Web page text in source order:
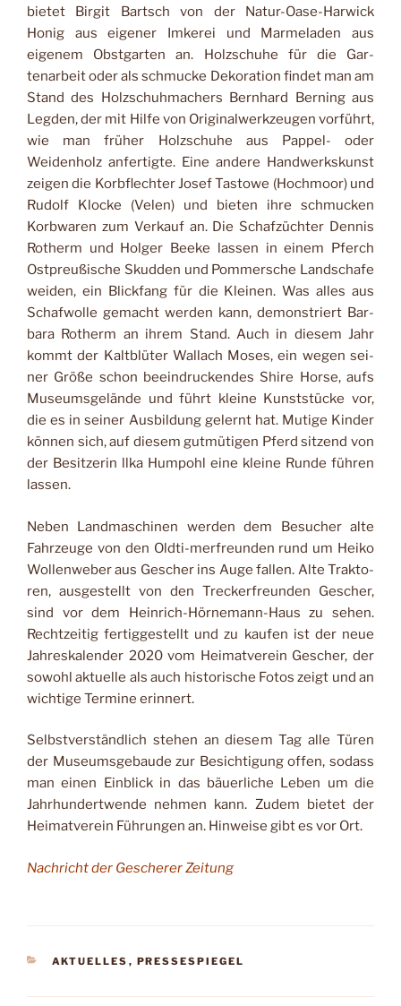
bietet Birgit Bartsch von der Natur-Oase-Harwick
Honig aus ei­gener Imkerei und Marmela­den aus
eigenem Obstgarten an. Holzschuhe für die Gar­
tenarbeit oder als schmucke Dekoration findet man am
Stand des Holzschuhmachers Bernhard Berning aus
Legden, der mit Hilfe von Originalwerkzeugen vor­führt,
wie man früher Holz­schuhe aus Pappel- oder
Weidenholz anfertigte. Eine andere Handwerkskunst
zei­gen die Korbflechter Josef Tastowe (Hochmoor) und
Rudolf Klocke (Velen) und bieten ihre schmucken
Korbwaren zum Verkauf an. Die Schafzüchter Dennis
Rotherm und Holger Beeke lassen in einem Pferch
Ostpreußische Skudden und Pommersche Landschafe
weiden, ein Blickfang für die Kleinen. Was alles aus
Schafwolle gemacht wer­den kann, demonstriert Bar­
bara Rotherm an ihrem Stand. Auch in diesem Jahr
kommt der Kaltblüter Wal­lach Moses, ein wegen sei­
ner Größe schon beeindru­ckendes Shire Horse, aufs
Museumsgelände und führt kleine Kunststücke vor,
die es in seiner Ausbildung ge­lernt hat. Mutige Kinder
können sich, auf diesem gut­mütigen Pferd sitzend von
der Besitzerin llka Humpohl eine kleine Runde führen
lassen.
Neben Landmaschinen werden dem Besucher alte
Fahrzeuge von den Oldti-merfreunden rund um Heiko
Wollenweber aus Gescher ins Auge fallen. Alte Trakto­
ren, ausgestellt von den Treckerfreunden Gescher,
sind vor dem Heinrich-Hörnemann-Haus zu sehen.
Recht­zeitig fertiggestellt und zu kaufen ist der neue
Jahreska­lender 2020 vom Heimatver­ein Gescher, der
sowohl ak­tuelle als auch historische Fotos zeigt und an
wichtige Termine erinnert.
Selbstverständlich stehen an diesem Tag alle Türen
der Museumsgebaude zur Be­sichtigung offen, sodass
man einen Einblick in das bäuer­liche Leben um die
Jahrhun­dertwende nehmen kann. Zudem bietet der
Heimat­verein Führungen an. Hin­weise gibt es vor Ort.
Nachricht der Gescherer Zeitung
KATEGORIEN
AKTUELLES , PRESSESPIEGEL